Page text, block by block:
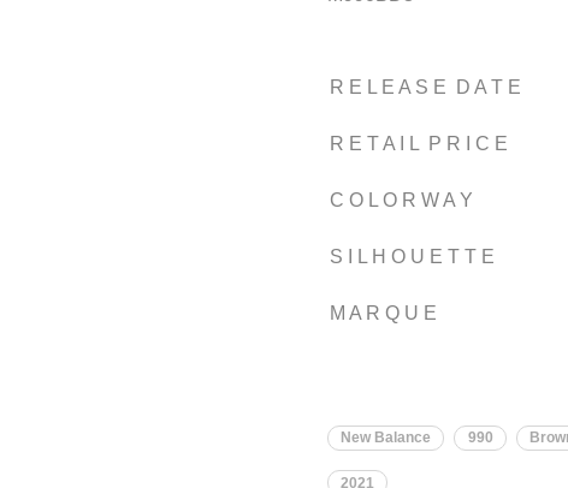
R E L E A S E D A T E
R E T A I L P R I C E
C O L O R W A Y
S I L H O U E T T E
M A R Q U E
New Balance 990
2021